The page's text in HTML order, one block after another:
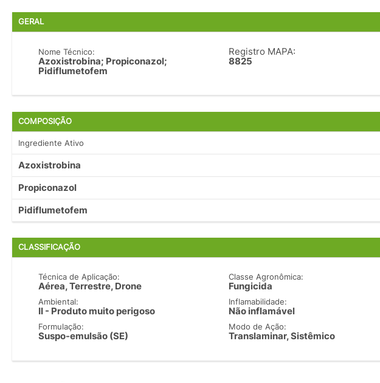
GERAL
Nome Técnico:
Azoxistrobina; Propiconazol;
Pidiflumetofem
Registro MAPA:
8825
COMPOSIÇÃO
Ingrediente Ativo
Azoxistrobina
Propiconazol
Pidiflumetofem
CLASSIFICAÇÃO
Técnica de Aplicação:
Aérea, Terrestre, Drone
Classe Agronômica:
Fungicida
Ambiental:
II - Produto muito perigoso
Inflamabilidade:
Não inflamável
Formulação:
Suspo-emulsão (SE)
Modo de Ação:
Translaminar, Sistêmico